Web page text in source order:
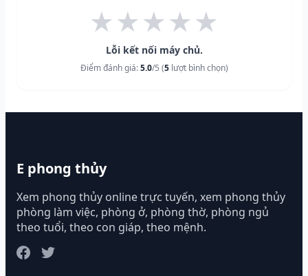
★★★★★
Lỗi kết nối máy chủ.
Điểm đánh giá:5.0/5 (5lượt bình chọn)
E phong thủy
Xem phong thủy online trực tuyến, xem phong thủy
phòng làm việc, phòng ở, phòng thờ, phòng ngủ
theo tuổi, theo con giáp, theo mệnh.